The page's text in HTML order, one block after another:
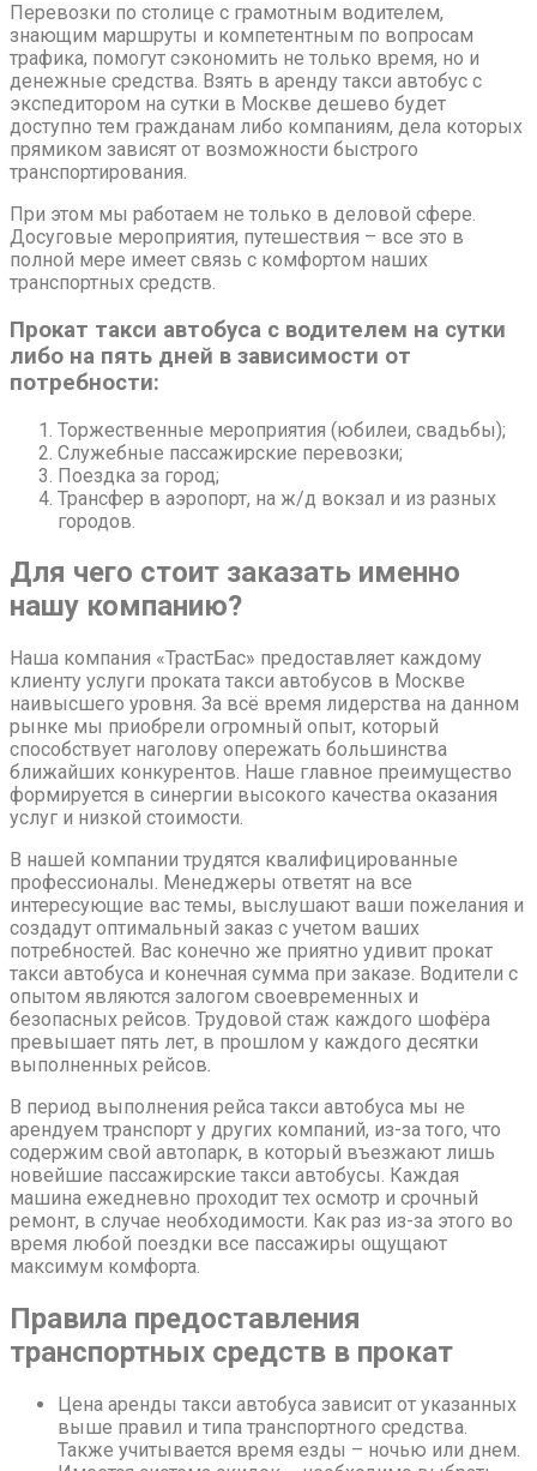
Перевозки по столице с грамотным водителем,
знающим маршруты и компетентным по вопросам
трафика, помогут сэкономить не только время, но и
денежные средства. Взять в аренду такси автобус с
экспедитором на сутки в Москве дешево будет
доступно тем гражданам либо компаниям, дела которых
прямиком зависят от возможности быстрого
транспортирования.
При этом мы работаем не только в деловой сфере.
Досуговые мероприятия, путешествия – все это в
полной мере имеет связь с комфортом наших
транспортных средств.
Прокат такси автобуса с водителем на сутки
либо на пять дней в зависимости от
потребности:
Торжественные мероприятия (юбилеи, свадьбы);
Служебные пассажирские перевозки;
Поездка за город;
Трансфер в аэропорт, на ж/д вокзал и из разных
городов.
Для чего стоит заказать именно
нашу компанию?
Наша компания «ТрастБас» предоставляет каждому
клиенту услуги проката такси автобусов в Москве
наивысшего уровня. За всё время лидерства на данном
рынке мы приобрели огромный опыт, который
способствует наголову опережать большинства
ближайших конкурентов. Наше главное преимущество
формируется в синергии высокого качества оказания
услуг и низкой стоимости.
В нашей компании трудятся квалифицированные
профессионалы. Менеджеры ответят на все
интересующие вас темы, выслушают ваши пожелания и
создадут оптимальный заказ с учетом ваших
потребностей. Вас конечно же приятно удивит прокат
такси автобуса и конечная сумма при заказе. Водители с
опытом являются залогом своевременных и
безопасных рейсов. Трудовой стаж каждого шофёра
превышает пять лет, в прошлом у каждого десятки
выполненных рейсов.
В период выполнения рейса такси автобуса мы не
арендуем транспорт у других компаний, из-за того, что
содержим свой автопарк, в который въезжают лишь
новейшие пассажирские такси автобусы. Каждая
машина ежедневно проходит тех осмотр и срочный
ремонт, в случае необходимости. Как раз из-за этого во
время любой поездки все пассажиры ощущают
максимум комфорта.
Правила предоставления
транспортных средств в прокат
Цена аренды такси автобуса зависит от указанных
выше правил и типа транспортного средства.
Также учитывается время езды – ночью или днем.